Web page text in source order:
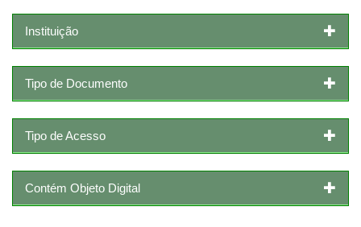
Instituição
Tipo de Documento
Tipo de Acesso
Contém Objeto Digital